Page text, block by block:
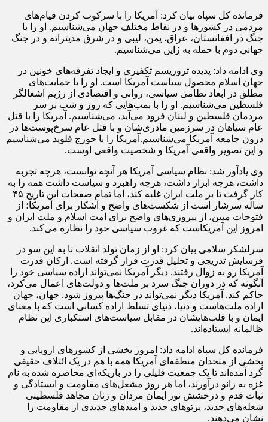
فرمانده کل سپاه بیان کرد: آمریکا را با سرکوب کردن قیام‌های
مردمی در کشورها و در نقاط مختلف جهان می‌شناسیم. او را با
جنگ در افغانستان، عراق، یمن، لیبی و در شرق مدیترانه و در جنگ
جهانی دوم با حمله به ژاپن می‌شناسیم.
وی ادامه داد: پدیده تروریسم تکفیری و ایجاد تفرقه‌های خونین در
جهان اسلام محصول سیاست آمریکا است. او را با حمایت‌های
مطلق در ابعاد نظامی سیاسی، روانی و اقتصادی از رژیم اشغالگر
فلسطین می‌شناسیم. او را با بمب‌هایی که روز و شب بر سر
مردمان فلسطین و لبنان فرود می‌آید، می‌شناسیم. آمریکا را با قتل
عام سیاهان در سرزمین مادری‌شان و با قتل عام سرخ‌پوست‌ها در
درون جامعه آمریکا می‌شناسیم.آمریکا را با جورج فلوید می‌شناسیم
و این تصویر واقعی آمریکا و شخصیت واقعی اوست.
وی یادآور شد: نظام سیاسی آمریکا هر آنچه توانست، هرچه تجربه
داشت، هرچه ابزار داشت، هرچه راهبرد و سیاست داشت همه را به
کار گرفت تا بر ملت ایران غلبه کند، اما تمام صفحات این تاریخ ۴۵
ساله سرشار است از شکست‌های واضح و آشکار برای آمریکا؛ از
فتوحات مبین، از پیروزی‌های واضح برای امت اسلام و ملت ایران و
امروز این آمریکاست که غروب سیاسی خود را نظاره می‌کند.
سرلشکر سلامی بیان کرد: او از زمان تولد انقلاب تا به این سو در
فرسایش تدریجی و تحلیل قدرت قرار گرفته است. ارکان قدرت
آمریکا رو به زوال رفتند. دیگر آمریکا نمی‌تواند اراده سیاسی خود را
آنگونه که در دوران جنگ سرد بر ملت‌ها و دولت‌های اعمال می‌کرد،
حاکم کند. آمریکا دیگر نمی‌تواند در جنگ‌ها پیروز شود. جهان، جهان
اراده ملت‌هاست و دنیا، دنیای تسلط اراده کسانی است که با معنای
ایمان و با قلب‌هایشان در مقابل سیاست‌های استکباری این نظام
ظالمانه ایستاده‌اند.
فرمانده کل سپاه ادامه داد: امروز بخشی از کشورهای اروپایی و
بخشی از متحدان منطقه‌ای آمریکا همه با هم در یک ائتلاف حقیقی
گرد آمده‌اند تا یک جمعیت قلیلی را در باریکه‌ای محاصره شده به نام
غزه به زانو درآورند، اما هر روز مشعل‌های مقاومت و ایستادگی و
ثبات قدم و درخشش نور ایمان مردان و زنان مجاهد فلسطینی
شعله‌های جدید، پرتوهای جدید و امیدهای جدیدی از مقاومت را
نشان می‌دهند.